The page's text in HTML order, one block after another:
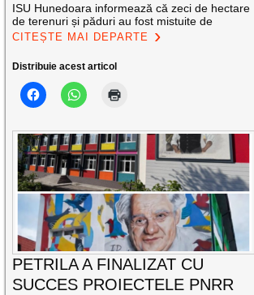
ISU Hunedoara informează că zeci de hectare
de terenuri și păduri au fost mistuite de
CITEȘTE MAI DEPARTE
Distribuie acest articol
PETRILA A FINALIZAT CU
SUCCES PROIECTELE PNRR